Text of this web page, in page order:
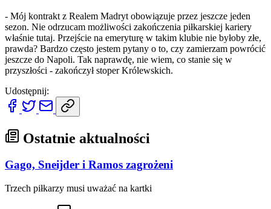
- Mój kontrakt z Realem Madryt obowiązuje przez jeszcze jeden
sezon. Nie odrzucam możliwości zakończenia piłkarskiej kariery
właśnie tutaj. Przejście na emeryturę w takim klubie nie byłoby złe,
prawda? Bardzo często jestem pytany o to, czy zamierzam powrócić
jeszcze do Napoli. Tak naprawdę, nie wiem, co stanie się w
przyszłości - zakończył stoper Królewskich.
Udostępnij:
Ostatnie aktualności
Gago, Sneijder i Ramos zagrożeni
Trzech piłkarzy musi uważać na kartki